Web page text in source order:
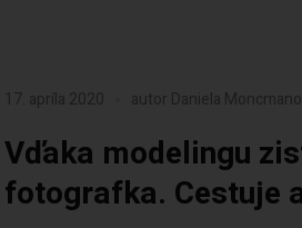
17. apríla 2020 autor Daniela
Vďaka modelingu
fotografka. Cestuje